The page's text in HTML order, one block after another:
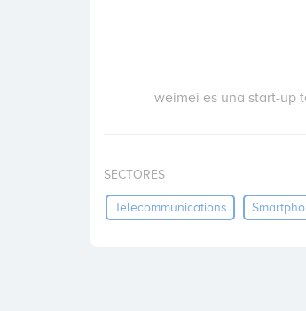
weimei es una start-up
SECTORES
Telecommunications